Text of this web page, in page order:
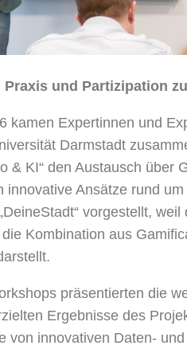
und Partizipation
kamen Expertinnen und
Darmstadt
& KI“ den Austausch über
innovative Ansätze rund
vorgestellt,
Kombination aus
präsentierten die
Ergebnisse des
von innovativen Daten-